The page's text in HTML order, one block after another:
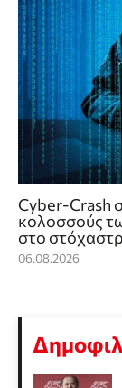
Cyber-Crash
κολοσσούς
στο
06.08.2026